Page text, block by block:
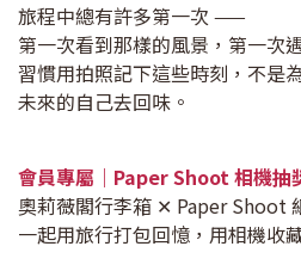
旅程中總有許多第一次 ——
第一次看到那樣的風景，第一次
習慣用拍照記下這些時刻，不是
未來的自己去回味。
會員專屬｜Paper Shoot 相機抽
奧莉薇閣行李箱 ✕ Paper Shoot
一起用旅行打包回憶，用相機收